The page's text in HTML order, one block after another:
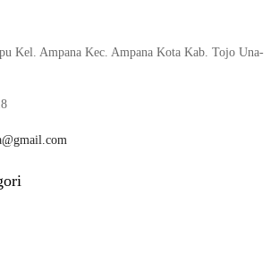
Kel. Ampana Kec. Ampana Kota Kab. Tojo Una-